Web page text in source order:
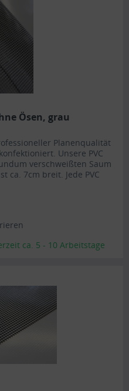
Ösen, grau
Planenqualität
Unsere PVC
verschweißten Saum
ca. 7cm breit. Jede PVC
ca. 5 - 10 Arbeitstage